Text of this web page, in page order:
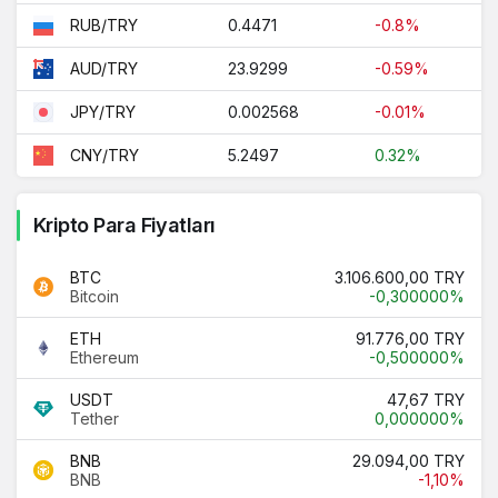
RUB/TRY 0.4471 -0.8%
AUD/TRY 23.9299 -0.59%
JPY/TRY 0.002568 -0.01%
CNY/TRY 5.2497 0.32%
Kripto Para Fiyatları
BTC
Bitcoin
3.106.600,00 TRY
-0,300000%
ETH
Ethereum
91.776,00 TRY
-0,500000%
USDT
Tether
47,67 TRY
0,000000%
BNB
BNB
29.094,00 TRY
-1,10%